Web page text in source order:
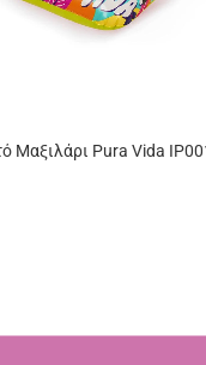
Μαξιλάρι Pura Vida